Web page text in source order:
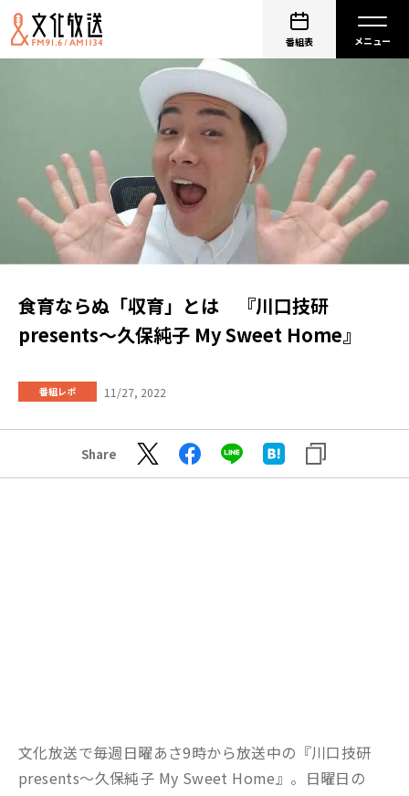
番組表
食育ならぬ「収育」とは 『川口技研
presents～久保純子 My Sweet Home』
番組レポ 11/27, 2022
Share
文化放送で毎週日曜あさ9時から放送中の『川口技研
presents～久保純子 My Sweet Home』。日曜日の